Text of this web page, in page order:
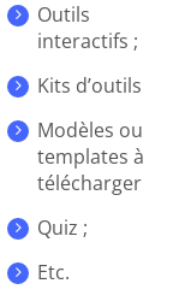
Outils
interactifs ;
Kits d’outils
Modèles ou
templates à
télécharger
Quiz ;
Etc.